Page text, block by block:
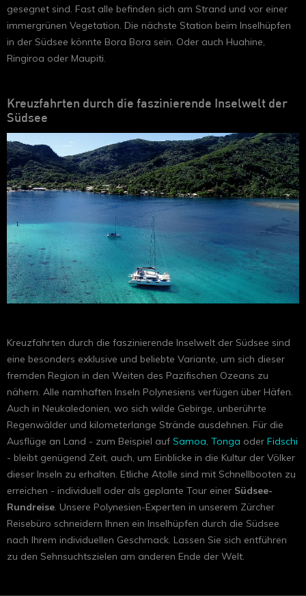
gesegnet sind. Fast alle befinden sich am Strand und vor einer
immergrünen Vegetation. Die nächste Station beim Inselhüpfen
in der Südsee könnte Bora Bora sein. Oder auch Huahine,
Ringiroa oder Maupiti.
Kreuzfahrten durch die faszinierende Inselwelt der
Südsee
Kreuzfahrten durch die faszinierende Inselwelt der Südsee sind
eine besonders exklusive und beliebte Variante, um sich dieser
fremden Region in den Weiten des Pazifischen Ozeans zu
nähern. Alle namhaften Inseln Polynesiens verfügen über Häfen.
Auch in Neukaledonien, wo sich wilde Gebirge, unberührte
Regenwälder und kilometerlange Strände ausdehnen. Für die
Ausflüge an Land - zum Beispiel auf Samoa, Tonga oder Fidschi
- bleibt genügend Zeit, auch, um Einblicke in die Kultur der Völker
dieser Inseln zu erhalten. Etliche Atolle sind mit Schnellbooten zu
erreichen - individuell oder als geplante Tour einer Südsee-
Rundreise. Unsere Polynesien-Experten in unserem Zürcher
Reisebüro schneidern Ihnen ein Inselhüpfen durch die Südsee
nach Ihrem individuellen Geschmack. Lassen Sie sich entführen
zu den Sehnsuchtszielen am anderen Ende der Welt.